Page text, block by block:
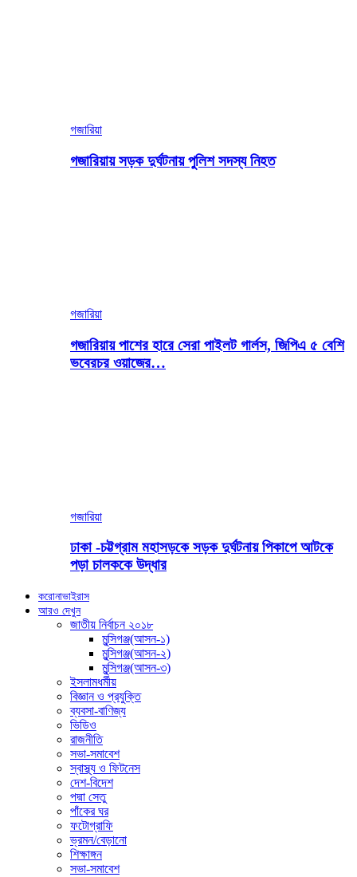
গজারিয়া
গজারিয়ায় সড়ক দুর্ঘটনায় পুলিশ সদস্য নিহত
গজারিয়া
গজারিয়ায় পাশের হারে সেরা পাইলট গার্লস, জিপিএ ৫ বেশি
ভবেরচর ওয়াজের…
গজারিয়া
ঢাকা -চট্টগ্রাম মহাসড়কে সড়ক দুর্ঘটনায় পিকাপে আটকে
পড়া চালককে উদ্ধার
করোনাভাইরাস
আরও দেখুন
জাতীয় নির্বাচন ২০১৮
মুন্সিগঞ্জ(আসন-১)
মুন্সিগঞ্জ(আসন-২)
মুন্সিগঞ্জ(আসন-৩)
ইসলামধর্মীয়
বিজ্ঞান ও প্রযুক্তি
ব্যবসা-বাণিজ্য
ভিডিও
রাজনীতি
সভা-সমাবেশ
স্বাস্থ্য ও ফিটনেস
দেশ-বিদেশ
পদ্মা সেতু
পাঁকের ঘর
ফটোগ্রাফি
ভ্রমন/বেড়ানো
শিক্ষাঙ্গন
সভা-সমাবেশ